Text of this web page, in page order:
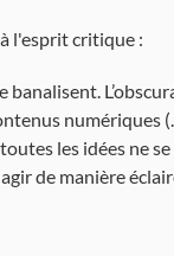
l'esprit critique :
numériques
les idées ne
de manière